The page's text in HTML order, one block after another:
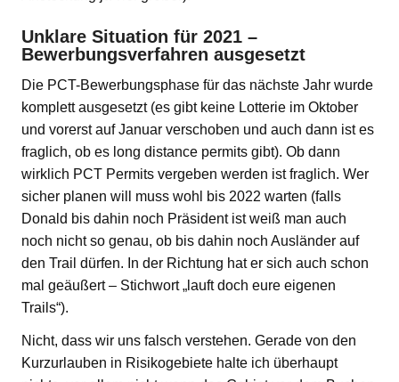
Unklare Situation für 2021 –
Bewerbungsverfahren ausgesetzt
Die PCT-Bewerbungsphase für das nächste Jahr wurde
komplett ausgesetzt (es gibt keine Lotterie im Oktober
und vorerst auf Januar verschoben und auch dann ist es
fraglich, ob es long distance permits gibt). Ob dann
wirklich PCT Permits vergeben werden ist fraglich. Wer
sicher planen will muss wohl bis 2022 warten (falls
Donald bis dahin noch Präsident ist weiß man auch
noch nicht so genau, ob bis dahin noch Ausländer auf
den Trail dürfen. In der Richtung hat er sich auch schon
mal geäußert – Stichwort „lauft doch eure eigenen
Trails“).
Nicht, dass wir uns falsch verstehen. Gerade von den
Kurzurlauben in Risikogebiete halte ich überhaupt